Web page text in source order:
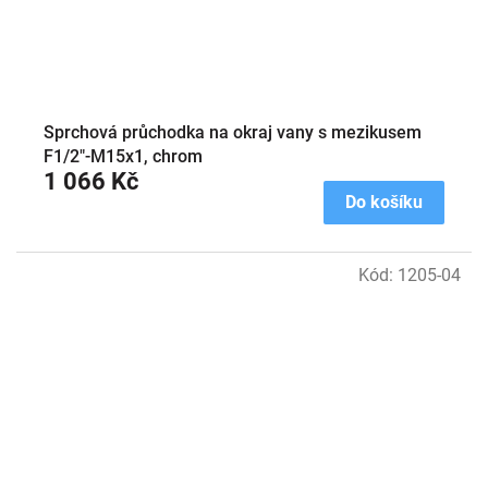
Sprchová průchodka na okraj vany s mezikusem
F1/2"-M15x1, chrom
1 066 Kč
Do košíku
Kód: 1205-04